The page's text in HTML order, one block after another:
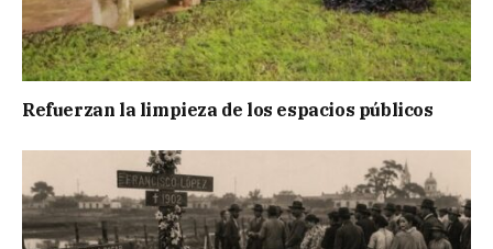
Refuerzan la limpieza de los espacios públicos